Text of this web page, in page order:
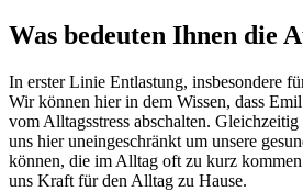
Was bedeuten Ihnen die
In erster Linie Entlastung, insbesondere
Wir können hier in dem Wissen, dass
vom Alltagsstress abschalten.
uns hier uneingeschränkt um unsere
können, die im Alltag oft zu kurz
uns Kraft für den Alltag zu Hause.